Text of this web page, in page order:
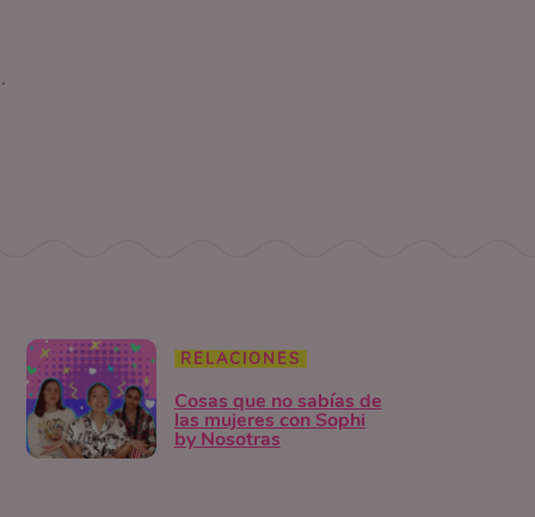
RELACIONES
Cosas que no sabías de
las mujeres con Sophi
by Nosotras